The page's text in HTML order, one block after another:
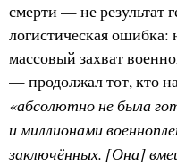
смерти — не результат
логистическая ошибка:
массовый захват
— продолжал тот, кто
«абсолютно не была
и миллионами
заключённых. [Она]